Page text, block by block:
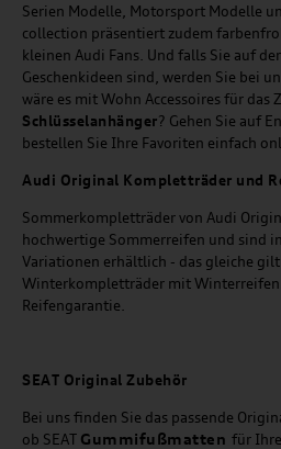
Serien Modelle, Motorsport Modelle
collection präsentiert zudem
kleinen Audi Fans. Und falls Sie auf
Geschenkideen sind, werden Sie bei
wäre es mit Wohn Accessoires für das
Schlüsselanhänger? Gehen Sie auf
bestellen Sie Ihre Favoriten einfach
Audi Original Kompletträder und
Sommerkompletträder von Audi
hochwertige Sommerreifen und sind
Variationen erhältlich - das gleiche
Winterkompletträder mit
Reifengarantie.
SEAT Original Zubehör
Bei uns finden Sie das passende
ob SEAT Gummifußmatten für